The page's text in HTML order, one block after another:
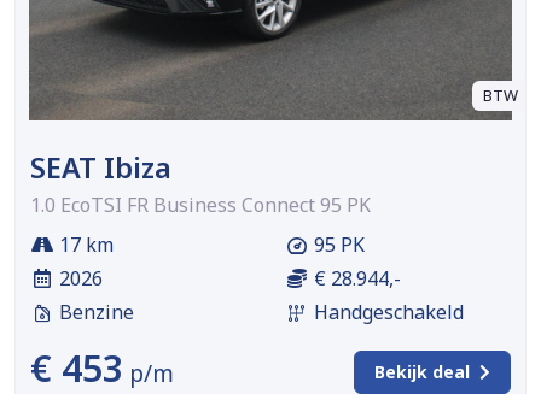
BTW
SEAT Ibiza
1.0 EcoTSI FR Business Connect 95 PK
17 km
2026
Benzine
95 PK
€ 28.944,-
Handgeschakeld
€ 453 p/m Bekijk deal